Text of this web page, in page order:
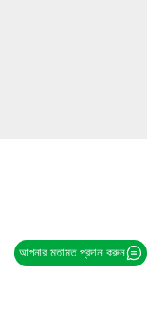
আপনার মতামত প্রদান করুন